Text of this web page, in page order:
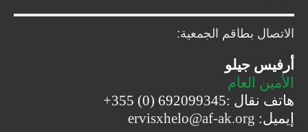
الاتصال بطاقم الجمعية:
أرفيس جيلو
الأمين العام
هاتف نقال :+355 (0) 692099345
إيميل ervisxhelo@af-ak.org :